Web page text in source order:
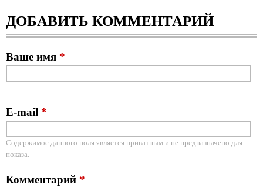
ДОБАВИТЬ КОММЕНТАРИЙ
Ваше имя *
E-mail *
Содержимое данного поля является приватным и не предназначено для
показа.
Комментарий *